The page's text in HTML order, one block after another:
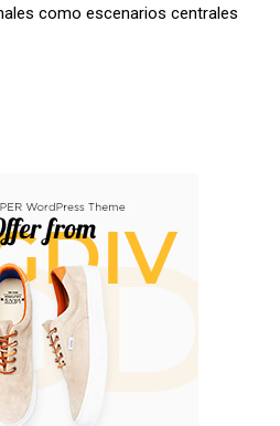
como escenarios centrales